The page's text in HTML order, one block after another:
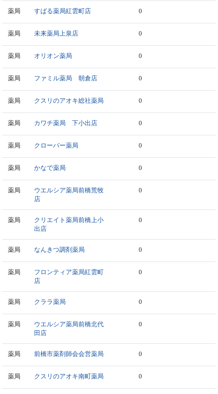
薬局 すばる薬局紅雲町店 0
薬局 未来薬局上泉店 0
薬局 オリオン薬局 0
薬局 ファミル薬局 朝倉店 0
薬局 クスリのアオキ総社薬局 0
薬局 カワチ薬局 下小出店 0
薬局 クローバー薬局 0
薬局 かなで薬局 0
薬局
ウエルシア薬局前橋荒牧
店
0
薬局
クリエイト薬局前橋上小
出店
0
薬局 なんきつ調剤薬局 0
薬局
フロンティア薬局紅雲町
店
0
薬局 クララ薬局 0
薬局
ウエルシア薬局前橋北代
田店
0
薬局 前橋市薬剤師会会営薬局 0
薬局 クスリのアオキ南町薬局 0